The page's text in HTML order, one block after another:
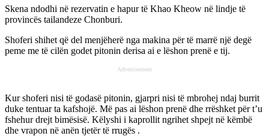
Skena ndodhi në rezervatin e hapur të Khao Kheow në lindje të
provincës tailandeze Chonburi.
Shoferi shihet që del menjëherë nga makina për të marrë një degë
peme me të cilën godet pitonin derisa ai e lëshon prenë e tij.
Advertisement
Kur shoferi nisi të godasë pitonin, gjarpri nisi të mbrohej ndaj burrit
duke tentuar ta kafshojë. Më pas ai lëshon prenë dhe rrëshket për t’u
fshehur drejt bimësisë. Këlyshi i kaprollit ngrihet shpejt në këmbë
dhe vrapon në anën tjetër të rrugës .